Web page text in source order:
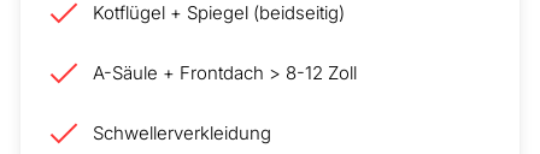
Kotflügel + Spiegel (beidseitig)
A-Säule + Frontdach > 8-12 Zoll
Schwellerverkleidung